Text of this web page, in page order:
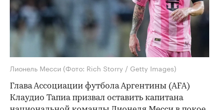
Лионель Месси (Фото: Rich Storry / Getty Images)
Глава Ассоциации футбола Аргентины (AFA)
Клаудио Тапиа призвал оставить капитана